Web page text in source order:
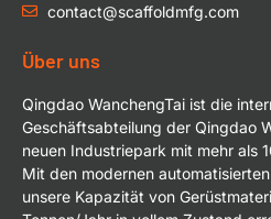
contact@scaffoldmfg.com
Über uns
Qingdao WanchengTai ist die
Geschäftsabteilung der Qingdao
neuen Industriepark mit mehr als
Mit den modernen
unsere Kapazität von